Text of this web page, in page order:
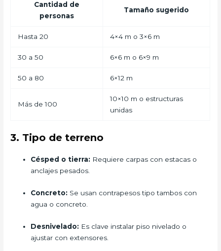
Cantidad de
personas
Tamaño sugerido
Hasta 20 4×4 m o 3×6 m
30 a 50 6×6 m o 6×9 m
50 a 80 6×12 m
Más de 100
10×10 m o estructuras
unidas
3. Tipo de terreno
Césped o tierra: Requiere carpas con estacas o
anclajes pesados.
Concreto: Se usan contrapesos tipo tambos con
agua o concreto.
Desnivelado: Es clave instalar piso nivelado o
ajustar con extensores.